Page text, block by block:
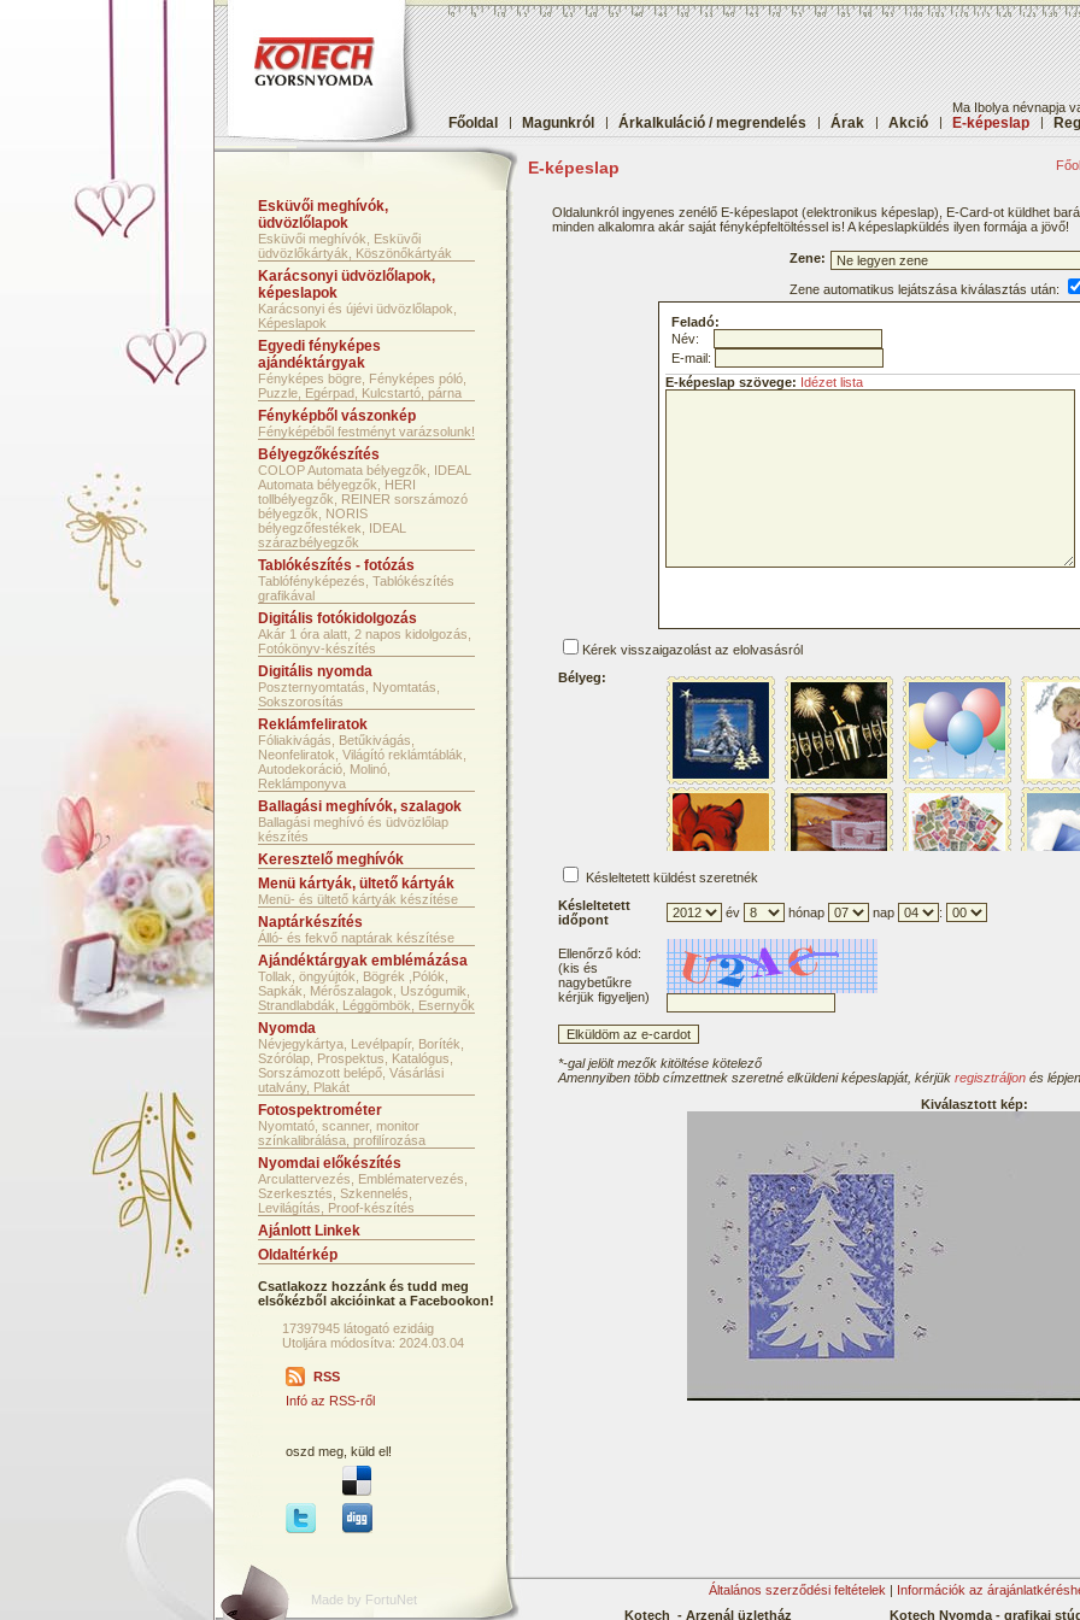
Ma Ibolya névnapja
Főoldal | Magunkról | Árkalkuláció / megrendelés | Árak | Akció | E-képeslap |
E-képeslap
Esküvői meghívók,
üdvözlőlapok
Esküvői meghívók, Esküvői
üdvözlőkártyák, Köszönőkártyák
Karácsonyi üdvözlőlapok,
képeslapok
Karácsonyi és újévi üdvözlőlapok,
Képeslapok
Egyedi fényképes
ajándéktárgyak
Fényképes bögre, Fényképes póló,
Puzzle, Egérpad, Kulcstartó, párna
Fényképből vászonkép
Fényképéből festményt varázsolunk!
Bélyegzőkészítés
COLOP Automata bélyegzők, IDEAL
Automata bélyegzők, HERI
tollbélyegzők, REINER sorszámozó
bélyegzők, NORIS
bélyegzőfestékek, IDEAL
szárazbélyegzők
Tablókészítés - fotózás
Tablófényképezés, Tablókészítés
grafikával
Digitális fotókidolgozás
Akár 1 óra alatt, 2 napos kidolgozás,
Fotókönyv-készítés
Digitális nyomda
Poszternyomtatás, Nyomtatás,
Sokszorosítás
Reklámfeliratok
Fóliakivágás, Betűkivágás,
Neonfeliratok, Világító reklámtáblák,
Autodekoráció, Molinó,
Reklámponyva
Ballagási meghívók, szalagok
Ballagási meghívó és üdvözlőlap
készítés
Keresztelő meghívók
Menü kártyák, ültető kártyák
Menü- és ültető kártyák készítése
Naptárkészítés
Álló- és fekvő naptárak készítése
Ajándéktárgyak emblémázása
Tollak, öngyújtók, Bögrék ,Pólók,
Sapkák, Mérőszalagok, Uszógumik,
Strandlabdák, Léggömbök, Esernyők
Nyomda
Névjegykártya, Levélpapír, Boríték,
Szórólap, Prospektus, Katalógus,
Sorszámozott belépő, Vásárlási
utalvány, Plakát
Fotospektrométer
Nyomtató, scanner, monitor
színkalibrálása, profilírozása
Nyomdai előkészítés
Arculattervezés, Emblématervezés,
Szerkesztés, Szkennelés,
Levilágítás, Proof-készítés
Ajánlott Linkek
Oldaltérkép
Csatlakozz hozzánk és tudd meg
elsőkézből akcióinkat a Facebookon!
17397945 látogató ezidáig
Utoljára módosítva: 2024.03.04
RSS
Infó az RSS-ről
oszd meg, küld el!
Oldalunkról ingyenes zenélő E-képeslapot (elektronikus képeslap), E-Card-ot küldhet
minden alkalomra akár saját fényképfeltöltéssel is! A képeslapküldés ilyen formája a jövő!
Zene:
Zene automatikus lejátszása kiválasztás után:
Feladó:
Név:
E-mail:
E-képeslap szövege: Idézet lista
Kérek visszaigazolást az elolvasásról
Bélyeg:
Késleltetett küldést szeretnék
Késleltetett
időpont
év hónap nap :
Ellenőrző kód:
(kis és
nagybetűkre
kérjük figyeljen)
*-gal jelölt mezők kitöltése kötelező
Amennyiben több címzettnek szeretné elküldeni képeslapját, kérjük regisztráljon és
Kiválasztott kép:
Made by FortuNet
Általános szerződési feltételek | Információk az
Kotech - Arzenál üzletház
Kotech Nyomda - grafikai